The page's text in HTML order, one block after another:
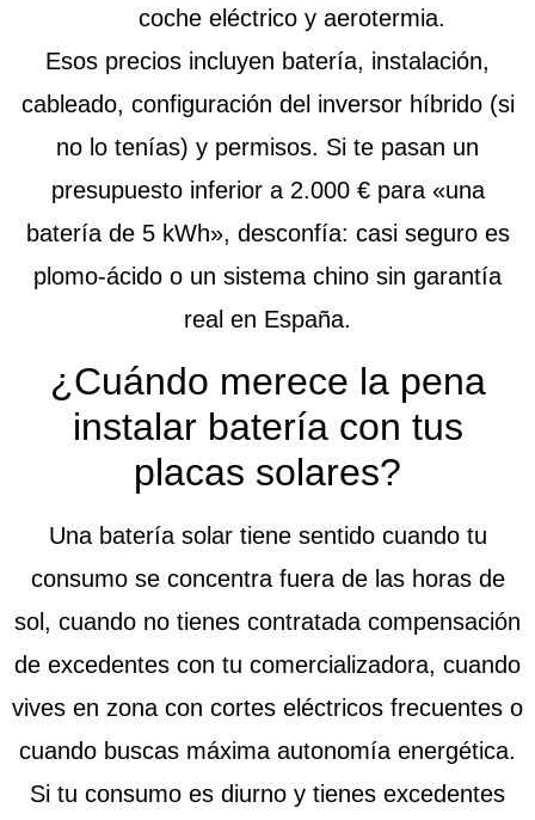
coche eléctrico y aerotermia.
Esos precios incluyen batería, instalación,
cableado, configuración del inversor híbrido (si
no lo tenías) y permisos. Si te pasan un
presupuesto inferior a 2.000 € para «una
batería de 5 kWh», desconfía: casi seguro es
plomo-ácido o un sistema chino sin garantía
real en España.
¿Cuándo merece la pena
instalar batería con tus
placas solares?
Una batería solar tiene sentido cuando tu
consumo se concentra fuera de las horas de
sol, cuando no tienes contratada compensación
de excedentes con tu comercializadora, cuando
vives en zona con cortes eléctricos frecuentes o
cuando buscas máxima autonomía energética.
Si tu consumo es diurno y tienes excedentes